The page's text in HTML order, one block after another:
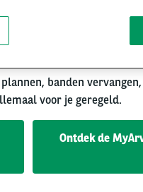
banden
voor je geregeld.
Ontdek de